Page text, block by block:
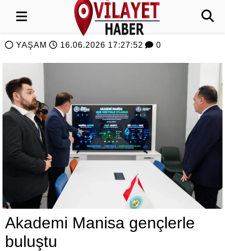
YAŞAM 16.06.2026 17:27:52 0
Akademi Manisa gençlerle
buluştu